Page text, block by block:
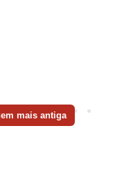
mais antiga